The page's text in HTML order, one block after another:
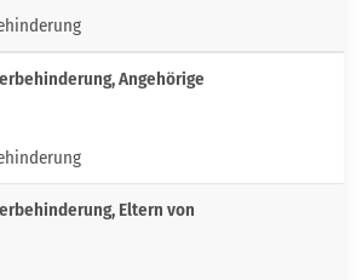
Angehörige
Eltern von